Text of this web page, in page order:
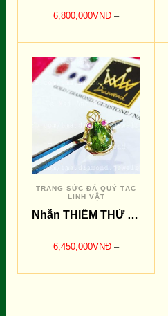
6,800,000VNĐ –
LỰA CHỌN CÁC TÙY
CHỌN SO SÁNH
TRANG SỨC ĐÁ QUÝ TẠC
LINH VẬT
Nhẫn THIỀM THỪ Peridot Xanh
6,450,000VNĐ –
LỰA CHỌN CÁC TÙY